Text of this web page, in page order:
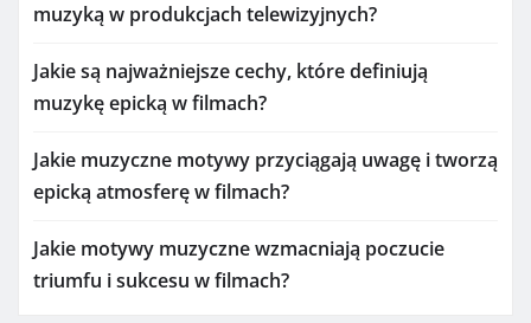
muzyką w produkcjach telewizyjnych?
Jakie są najważniejsze cechy, które definiują
muzykę epicką w filmach?
Jakie muzyczne motywy przyciągają uwagę i tworzą
epicką atmosferę w filmach?
Jakie motywy muzyczne wzmacniają poczucie
triumfu i sukcesu w filmach?